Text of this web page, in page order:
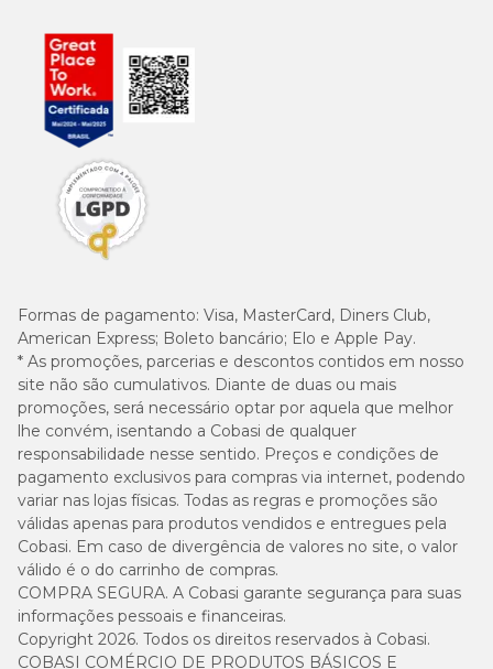
Formas de pagamento: Visa, MasterCard, Diners Club,
American Express; Boleto bancário; Elo e Apple Pay.
* As promoções, parcerias e descontos contidos em nosso
site não são cumulativos. Diante de duas ou mais
promoções, será necessário optar por aquela que melhor
lhe convém, isentando a Cobasi de qualquer
responsabilidade nesse sentido. Preços e condições de
pagamento exclusivos para compras via internet, podendo
variar nas lojas físicas. Todas as regras e promoções são
válidas apenas para produtos vendidos e entregues pela
Cobasi. Em caso de divergência de valores no site, o valor
válido é o do carrinho de compras.
COMPRA SEGURA. A Cobasi garante segurança para suas
informações pessoais e financeiras.
Copyright 2026. Todos os direitos reservados à Cobasi.
COBASI COMÉRCIO DE PRODUTOS BÁSICOS E